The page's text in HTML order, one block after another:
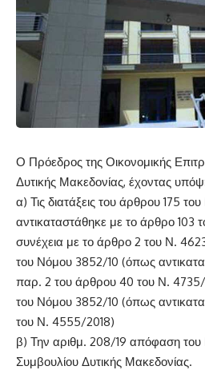
Ο Πρόεδρος της Οικονομικής
Δυτικής Μακεδονίας, έχοντας
α) Τις διατάξεις του άρθρου 175
αντικαταστάθηκε με το άρθρο 103
συνέχεια με το άρθρο 2 του Ν.
του Νόμου 3852/10 (όπως
παρ. 2 του άρθρου 40 του Ν. 4735/
του Νόμου 3852/10 (όπως
του Ν. 4555/2018)
β) Την αριθμ. 208/19 απόφαση του
Συμβουλίου Δυτικής Μακεδονίας.